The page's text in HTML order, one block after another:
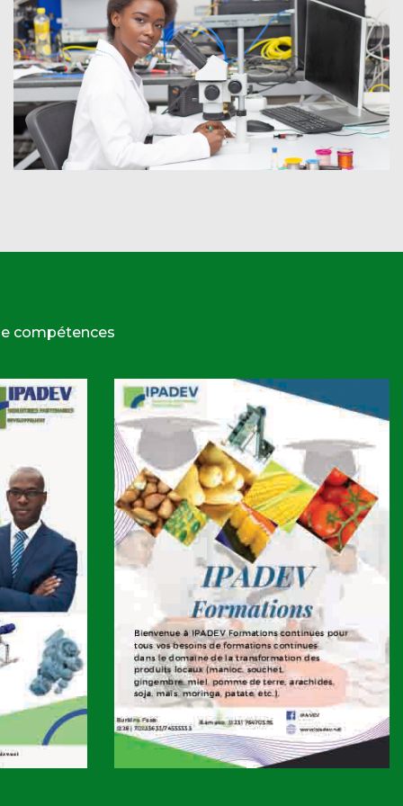
compétences